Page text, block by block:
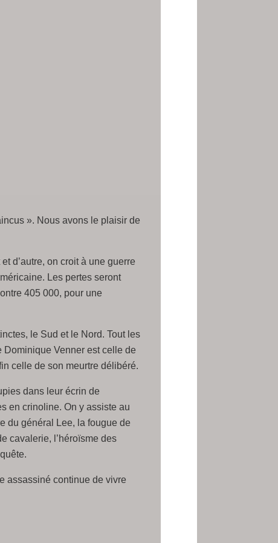
». Nous avons le plaisir de
d’autre, on croit à une guerre
Les pertes seront
405 000, pour une
le Sud et le Nord. Tout les
Dominique Venner est celle de
celle de son meurtre délibéré.
dans leur écrin de
en crinoline. On y assiste au
du général Lee, la fougue de
cavalerie, l’héroïsme des
assassiné continue de vivre